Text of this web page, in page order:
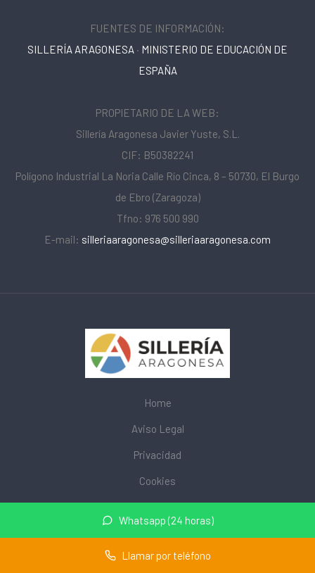
Whatsapp (24 horas)
Llamar por teléfono
FUENTES DE INFORMACIÓN:
SILLERÍA ARAGONESA · MINISTERIO DE EDUCACIÓN DE
ESPAÑA
PROPIETARIO DE LA WEB:
Sillería Aragonesa Javier Yuste, S.L.
CIF: B50382241
Polígono Industrial La Noria Calle Río Cinca, 8 – 50730, El Burgo
de Ebro (Zaragoza)
Tfno: 976 500 990
E-mail: silleriaaragonesa@silleriaaragonesa.com
Home
Aviso Legal
Privacidad
Cookies
© 2026 mobiliarioescolar.site · Web de mobiliario escolar cerca